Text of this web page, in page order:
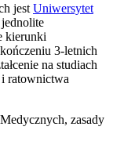
jest Uniwersytet
kierunki
3-letnich
na studiach
ratownictwa
zasady